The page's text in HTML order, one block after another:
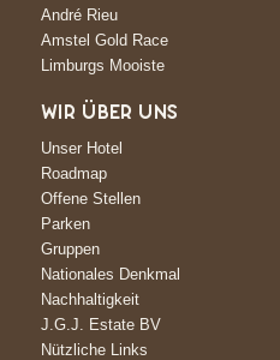
André Rieu
Amstel Gold Race
Limburgs Mooiste
WIR ÜBER UNS
Unser Hotel
Roadmap
Offene Stellen
Parken
Gruppen
Nationales Denkmal
Nachhaltigkeit
J.G.J. Estate BV
Nützliche Links